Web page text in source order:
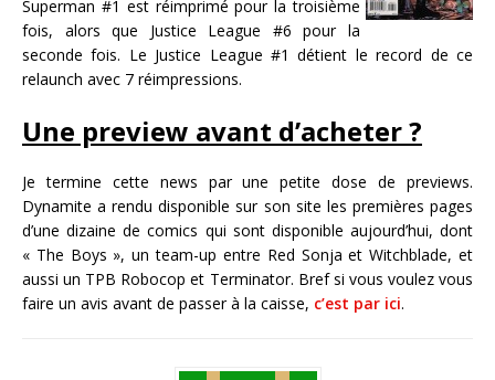
Superman #1 est réimprimé pour la troisième
fois, alors que Justice League #6 pour la
seconde fois. Le Justice League #1 détient le record de ce
relaunch avec 7 réimpressions.
Une preview avant d’acheter ?
Je termine cette news par une petite dose de previews.
Dynamite a rendu disponible sur son site les premières pages
d’une dizaine de comics qui sont disponible aujourd’hui, dont
« The Boys », un team-up entre Red Sonja et Witchblade, et
aussi un TPB Robocop et Terminator. Bref si vous voulez vous
faire un avis avant de passer à la caisse, c’est par ici.